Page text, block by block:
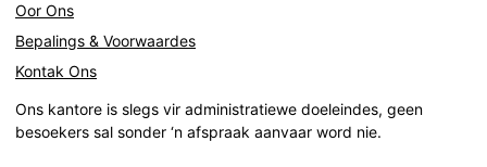
Oor Ons
Bepalings & Voorwaardes
Kontak Ons
Ons kantore is slegs vir administratiewe doeleindes, geen
besoekers sal sonder ‘n afspraak aanvaar word nie.